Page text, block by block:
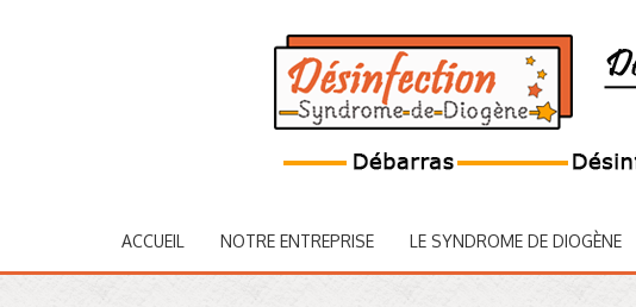
ACCUEIL NOTRE ENTREPRISE LE SYNDROME DE DIOGÈNE